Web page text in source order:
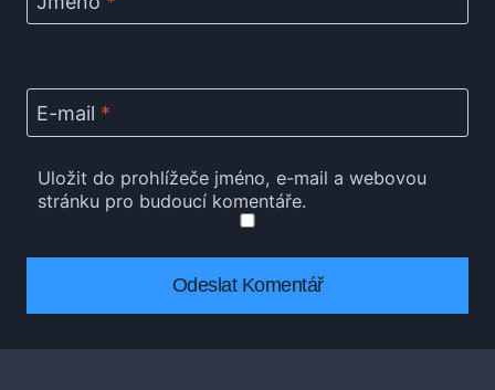
E-mail *
Uložit do prohlížeče jméno, e-mail a webovou
stránku pro budoucí komentáře.